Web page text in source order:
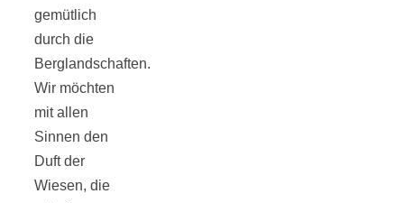
gemütlich
durch die
Berglandschaften.
Wir möchten
mit allen
Sinnen den
Duft der
Wiesen, die